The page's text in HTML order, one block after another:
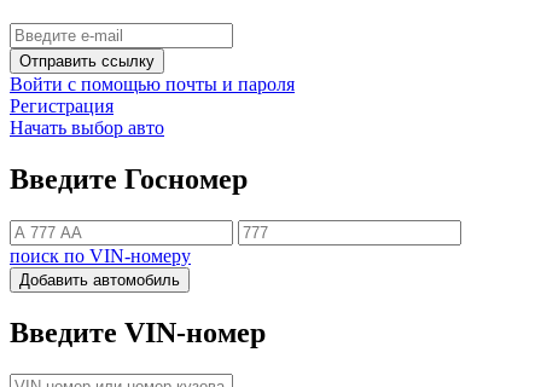
Отправить ссылку
Войти с помощью почты и пароля
Регистрация
Начать выбор авто
Введите Госномер
поиск по VIN-номеру
Добавить автомобиль
Введите VIN-номер